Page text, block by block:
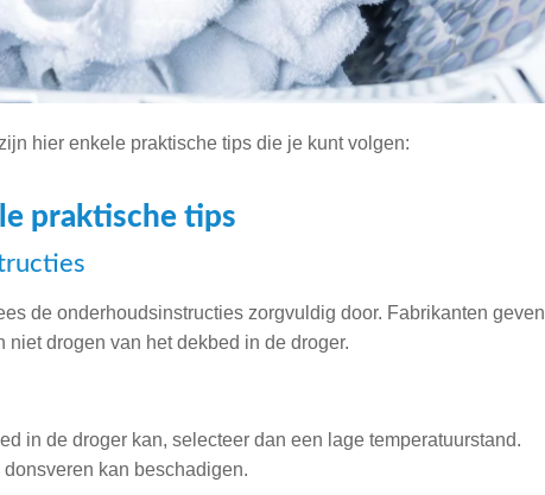
hier enkele praktische tips die je kunt volgen:
praktische tips
de onderhoudsinstructies zorgvuldig door. Fabrikanten geven
drogen van het dekbed in de droger.
in de droger kan, selecteer dan een lage temperatuurstand.
kan beschadigen.